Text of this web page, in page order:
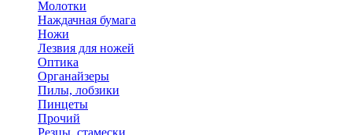
Молотки
Наждачная бумага
Ножи
Лезвия для ножей
Оптика
Органайзеры
Пилы, лобзики
Пинцеты
Прочий
Резцы, стамески